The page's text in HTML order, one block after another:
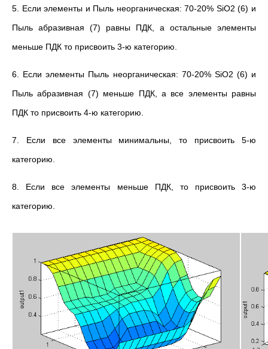
5. Если элементы и Пыль неорганическая: 70-20% SiO2 (6) и
Пыль абразивная (7) равны ПДК, а остальные элементы
меньше ПДК то присвоить 3-ю категорию.
6. Если элементы Пыль неорганическая: 70-20% SiO2 (6) и
Пыль абразивная (7) меньше ПДК, а все элементы равны
ПДК то присвоить 4-ю категорию.
7. Если все элементы минимальны, то присвоить 5-ю
категорию.
8. Если все элементы меньше ПДК, то присвоить 3-ю
категорию.